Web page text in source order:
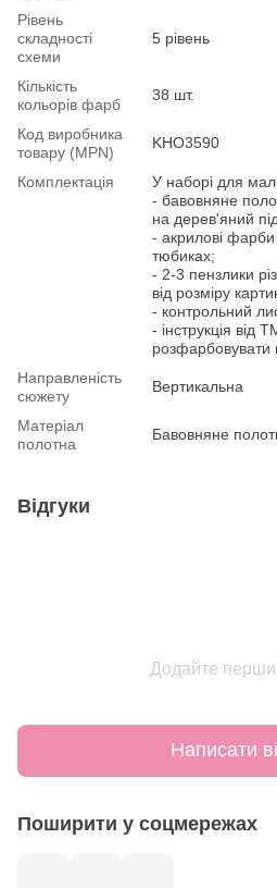
Рівень
складності
схеми
5 рівень
Кількість
кольорів фарб
38 шт.
Код виробника
товару (MPN)
KHO3590
Комплектація
У наборі для
- бавовняне
на дерев'яний
- акрилові
тюбиках;
- 2-3 пензлики
від розміру
- контрольний
- інструкція від
розфарбовувати
Направленість
сюжету
Вертикальна
Матеріал
полотна
Бавовняне
Відгуки
Додайте
Написати
Поширити у соцмережах